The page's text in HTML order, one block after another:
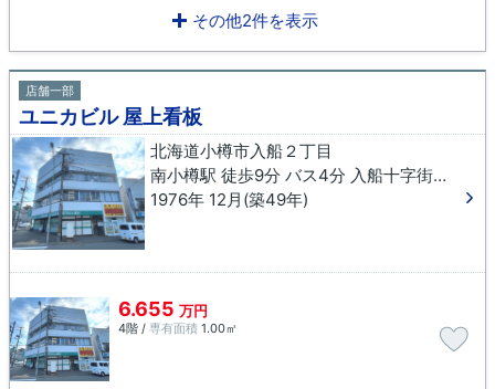
その他2件を表示
店舗一部
ユニカビル 屋上看板
北海道小樽市入船２丁目
南小樽駅 徒歩9分 バス4分 入船十字街下車 徒歩1分
1976年 12月(築49年)
6.655 万円
4階 / 専有面積 1.00㎡